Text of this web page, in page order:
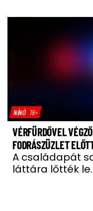
NÍNÓ 18+
VÉRFÜRDŐVEL
FODRÁSZÜZLET
A családapát
láttára lőtték le.